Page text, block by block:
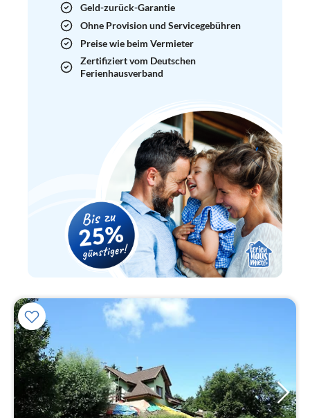
Geld-zurück-Garantie
Ohne Provision und Servicegebühren
Preise wie beim Vermieter
Zertifiziert vom Deutschen
Ferienhausverband